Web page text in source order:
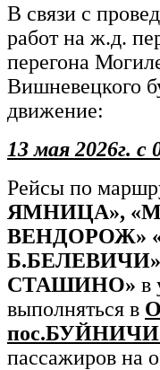
В связи с
работ на ж.д.
перегона
Вишневецкого
движение:
13 мая 2026г. с
Рейсы по
ЯМНИЦА»,
ВЕНДОРОЖ»
СТАШИНО» в
выполняться в
пос.БУЙНИЧИ
пассажиров на